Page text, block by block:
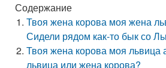
Содержание
Твоя жена корова моя жена
Сидели рядом как-то бык со
Твоя жена корова моя львица
львица или жена корова?